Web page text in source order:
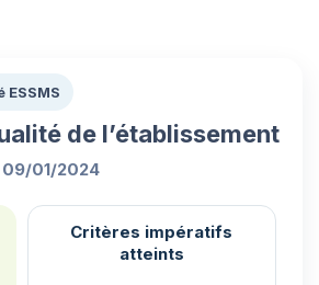
de l’établissement
09/01/2024
Critères impératifs
atteints